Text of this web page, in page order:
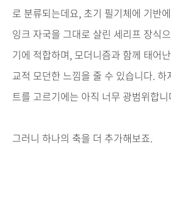
로 분류되는데요, 초기 필기체에 기반에
잉크 자국을 그대로 살린 세리프 장식
기에 적합하며, 모더니즘과 함께 태어난
교적 모던한 느낌을 줄 수 있습니다. 하
트를 고르기에는 아직 너무 광범위합니
그러니 하나의 축을 더 추가해보죠.